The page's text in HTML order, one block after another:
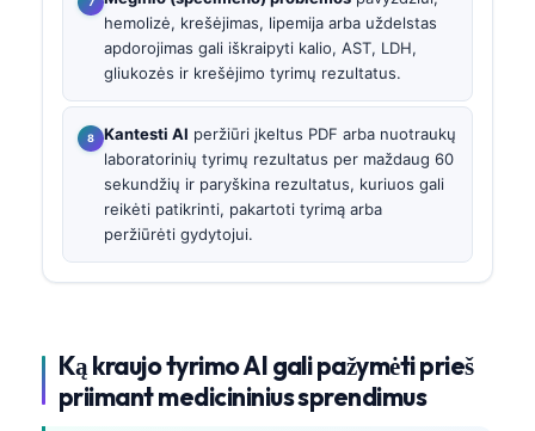
hemolizė, krešėjimas, lipemija arba uždelstas
apdorojimas gali iškraipyti kalio, AST, LDH,
gliukozės ir krešėjimo tyrimų rezultatus.
Kantesti AI peržiūri įkeltus PDF arba nuotraukų
laboratorinių tyrimų rezultatus per maždaug 60
sekundžių ir paryškina rezultatus, kuriuos gali
reikėti patikrinti, pakartoti tyrimą arba
peržiūrėti gydytojui.
Ką kraujo tyrimo AI gali pažymėti prieš
priimant medicininius sprendimus